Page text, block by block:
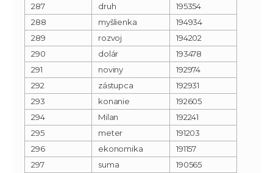
287
druh
195354
288
myšlienka
194934
289
rozvoj
194202
290
dolár
193478
291
noviny
192974
292
zástupca
192931
293
konanie
192605
294
Milan
192241
295
meter
191203
296
ekonomika
191157
297
suma 190565